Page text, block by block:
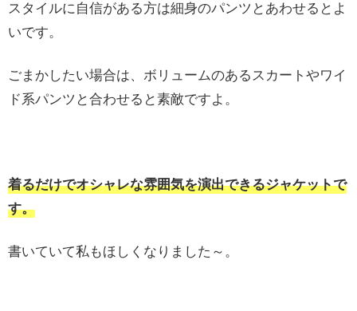
スタイルに自信がある方は細身のパンツとあわせるとよ
いです。
ごまかしたい場合は、ボリュームのあるスカートやワイ
ド系パンツと合わせると素敵ですよ。
着るだけでオシャレな雰囲気を演出できるジャケットで
す。
書いていて私もほしくなりました～。